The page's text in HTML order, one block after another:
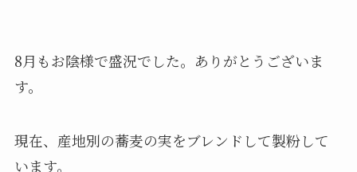
8月もお陰様で盛況でした。ありがとうございま
す。
現在、産地別の蕎麦の実をブレンドして製粉して
います。